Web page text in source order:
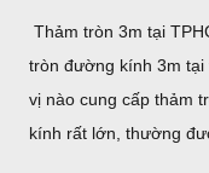
Thảm tròn 3m tại
tròn đường kính 3m tại
vị nào cung cấp thảm
kính rất lớn, thường